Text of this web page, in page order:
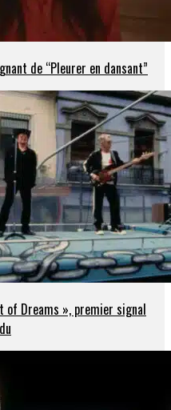
de “Pleurer en dansant”
of Dreams », premier signal